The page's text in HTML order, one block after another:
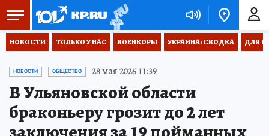
НОВОСТИ ТОЛЬКО У НАС ВОЕНКОРЫ УКРАИНА: СВОДКА ДЛЯ
НОВОСТИ ОБЩЕСТВО 28 мая 2026 11:39
В Ульяновской области
браконьеру грозит до 2 лет